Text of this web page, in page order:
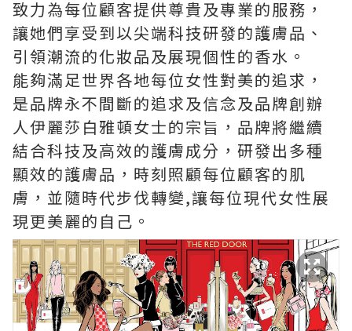
致力為每位顧客提供尊貴及專業的服務，
讓她們享受到以尖端科技研發的護膚品、
引領潮流的化妝品及展現個性的香水。
能夠滿足世界各地每位女性對美的追求，
是品牌永不間斷的追求及信念及品牌創辦
人伊麗莎白雅頓女士的宗旨，品牌將繼續
結合科技及高效的護膚成分，研發出多種
顯效的護膚品，時刻照顧每位顧客的肌
膚，並隨時代步伐轉變,讓每位現代女性展
現更美麗的自己。